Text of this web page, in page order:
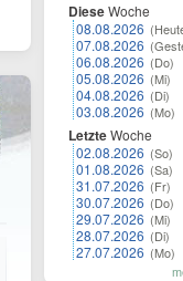
DieseWoche
08.08.2026
07.08.2026
06.08.2026 (Do)
05.08.2026 (Mi)
04.08.2026 (Di)
03.08.2026 (Mo)
LetzteWoche
02.08.2026 (So)
01.08.2026 (Sa)
31.07.2026 (Fr)
30.07.2026 (Do)
29.07.2026 (Mi)
28.07.2026 (Di)
27.07.2026 (Mo)